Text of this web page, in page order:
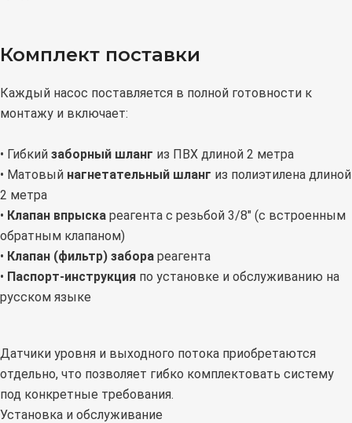
Комплект поставки
Каждый насос поставляется в полной готовности к
монтажу и включает:
• Гибкий заборный шланг из ПВХ длиной 2 метра
• Матовый нагнетательный шланг из полиэтилена длиной
2 метра
• Клапан впрыска реагента с резьбой 3/8" (с встроенным
обратным клапаном)
• Клапан (фильтр) забора реагента
• Паспорт-инструкция по установке и обслуживанию на
русском языке
Датчики уровня и выходного потока приобретаются
отдельно, что позволяет гибко комплектовать систему
под конкретные требования.
Установка и обслуживание